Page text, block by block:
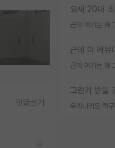
댓글쓰기